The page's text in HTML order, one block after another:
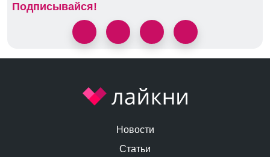
Подписывайся!
Новости
Статьи